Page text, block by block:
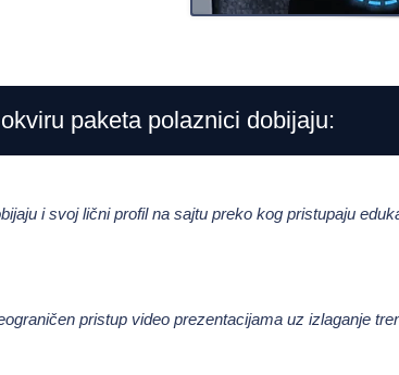
i svoj lični profil na sajtu preko kog pristupaju
paketa polaznici dobijaju:
pristup video prezentacijama uz izlaganje